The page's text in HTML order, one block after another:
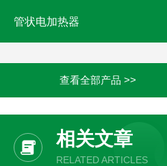
管状电加热器
查看全部产品 >>
相关文章
RELATED ARTICLES